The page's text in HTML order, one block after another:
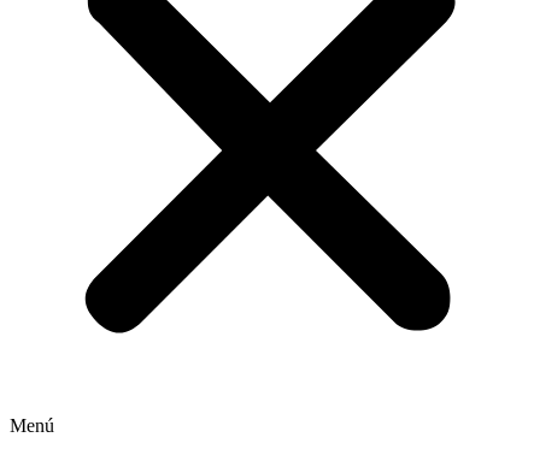
Menú